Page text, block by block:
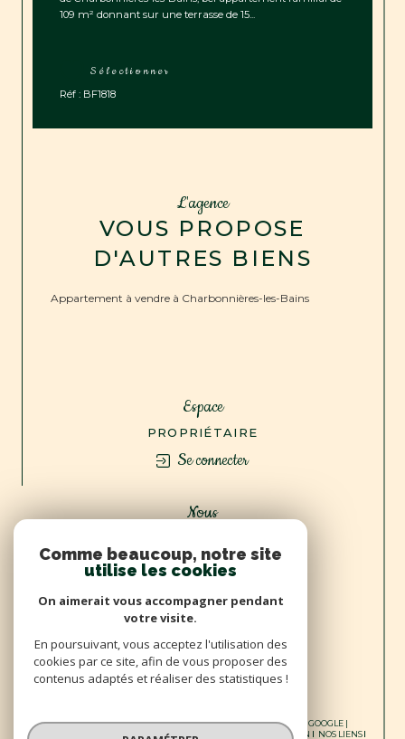
109 m² donnant sur une terrasse de 15...
Sélectionner
Réf : BF1818
L'agence
VOUS PROPOSE
D'AUTRES BIENS
Appartement à vendre à Charbonnières-les-Bains
Espace
PROPRIÉTAIRE
Se connecter
Nous
© 2026 | TOUS DROITS RÉSERVÉS | TRADUCTION POWERED BY GOOGLE |
PLAN DU SITE MENTIONS LÉGALES ADMIN NOS LIENS
Comme beaucoup, notre site
utilise les cookies
On aimerait vous accompagner pendant
votre visite.
En poursuivant, vous acceptez l'utilisation des
cookies par ce site, afin de vous proposer des
contenus adaptés et réaliser des statistiques !